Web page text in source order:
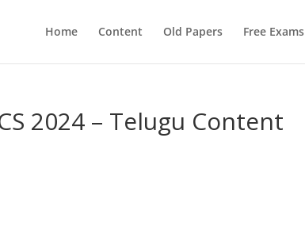
Home Content Old Papers Free Exams
2024 – Telugu Content